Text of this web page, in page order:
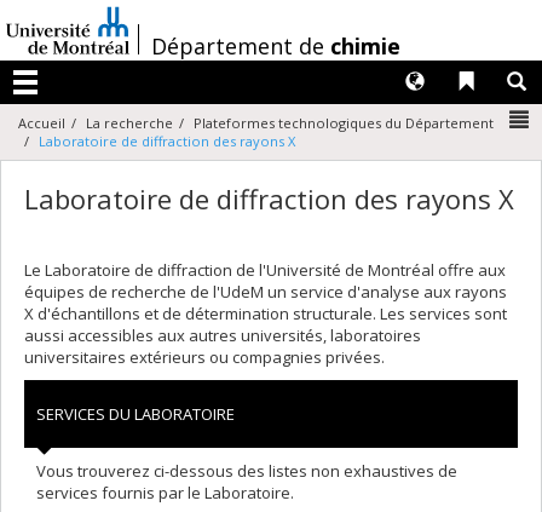
au
contenu
/Département de chimie
Menu
Liens
Langues
Accueil La recherche
Plateformes technologiques du Département
Laboratoire de diffraction des rayons X
Laboratoire de diffraction des rayons X
Le Laboratoire de diffraction de l'Université de Montréal offre aux
équipes de recherche de l'UdeM un service d'analyse aux rayons
X d'échantillons et de détermination structurale. Les services sont
aussi accessibles aux autres universités, laboratoires
universitaires extérieurs ou compagnies privées.
SERVICES DU LABORATOIRE
Vous trouverez ci-dessous des listes non exhaustives de
services fournis par le Laboratoire.